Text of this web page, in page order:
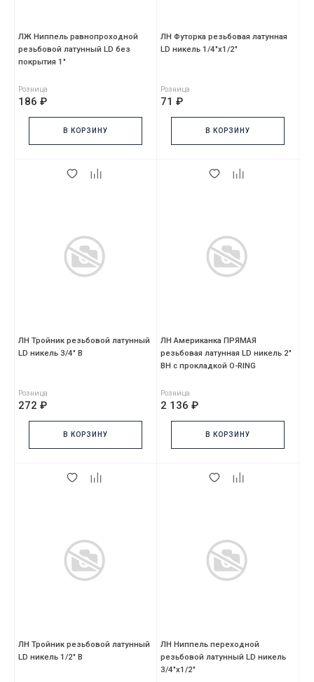
ЛЖ Ниппель равнопроходной
резьбовой латунный LD без
покрытия 1"
Розница
186 ₽
В КОРЗИНУ
ЛН Футорка резьбовая латунная
LD никель 1/4"х1/2"
Розница
71 ₽
В КОРЗИНУ
ЛН Тройник резьбовой латунный
LD никель 3/4" В
Розница
272 ₽
В КОРЗИНУ
ЛН Американка ПРЯМАЯ
резьбовая латунная LD никель 2"
ВН с прокладкой O-RING
Розница
2 136 ₽
В КОРЗИНУ
ЛН Тройник резьбовой латунный
LD никель 1/2" В
ЛН Ниппель переходной
резьбовой латунный LD никель
3/4"х1/2"